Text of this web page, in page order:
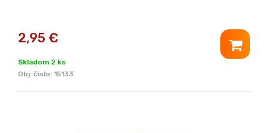
2,95 €
Skladom 2 ks
Obj. čislo: 15133